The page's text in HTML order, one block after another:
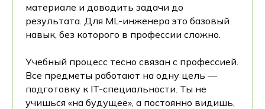
материале и доводить задачи до
результата. Для ML-инженера это базовый
навык, без которого в профессии сложно.
Учебный процесс тесно связан с профессией.
Все предметы работают на одну цель —
подготовку к IT-специальности. Ты не
учишься «на будущее», а постоянно видишь,